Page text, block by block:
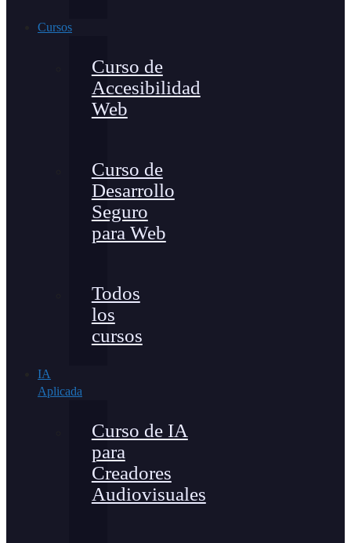
Cursos
Curso de
Accesibilidad
Web
Curso de
Desarrollo
Seguro
para Web
Todos
los
cursos
IA
Aplicada
Curso de IA
para
Creadores
Audiovisuales